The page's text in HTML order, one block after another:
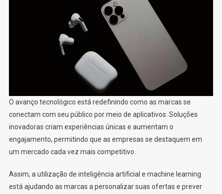
O avanço tecnológico está redefinindo como as marcas se
conectam com seu público por meio de aplicativos. Soluções
inovadoras criam experiências únicas e aumentam o
engajamento, permitindo que as empresas se destaquem em
um mercado cada vez mais competitivo.
Assim, a utilização de inteligência artificial e machine learning
está ajudando as marcas a personalizar suas ofertas e prever